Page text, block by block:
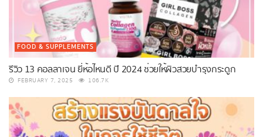
FOOD & SUPPLEMENTS
รีวิว 13 คอลลาเจน ยี่ห้อไหนดี ปี 2024 ช่วยให้ผิวสวยบำรุงกระดูก
FEBRUARY 7, 2025 106.7K